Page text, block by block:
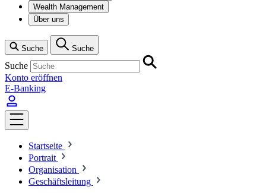
Wealth Management
Über uns
Suche Suche
Suche
Konto eröffnen
E-Banking
Startseite
Portrait
Organisation
Geschäftsleitung